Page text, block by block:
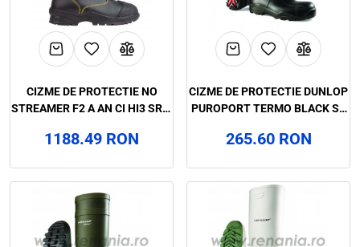
CIZME DE PROTECTIE NO
STREAMER F2 A AN CI HI3 SRC,
1188.49 RON
CIZME DE PROTECTIE DUNLOP
PUROPORT TERMO BLACK S5
265.60 RON